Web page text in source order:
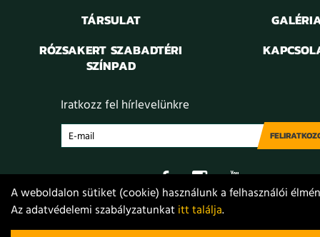
TÁRSULAT
RÓZSAKERT SZABADTÉRI
SZÍNPAD
Iratkozz fel hírlevelünkre
Adatvédelem Jogi nyilatkozat Projektek
A weboldalon sütiket (cookie) használunk a felhasználói
Az adatvédelemi szabályzatunkatitt találja.